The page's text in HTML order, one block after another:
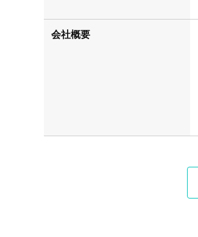
会社概要